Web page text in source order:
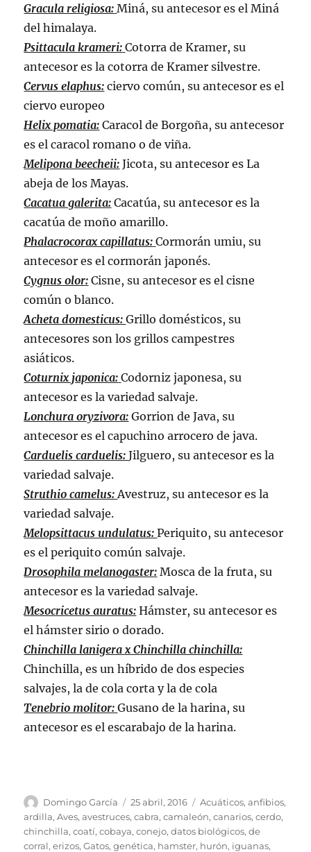
Gracula religiosa: Miná, su antecesor es el Miná
del himalaya.
Psittacula krameri: Cotorra de Kramer, su
antecesor es la cotorra de Kramer silvestre.
Cervus elaphus: ciervo común, su antecesor es el
ciervo europeo
Helix pomatia: Caracol de Borgoña, su antecesor
es el caracol romano o de viña.
Melipona beecheii: Jicota, su antecesor es La
abeja de los Mayas.
Cacatua galerita: Cacatúa, su antecesor es la
cacatúa de moño amarillo.
Phalacrocorax capillatus: Cormorán umiu, su
antecesor es el cormorán japonés.
Cygnus olor: Cisne, su antecesor es el cisne
común o blanco.
Acheta domesticus:Grillo domésticos, su
antecesores son los grillos campestres
asiáticos.
Coturnix japonica: Codorniz japonesa, su
antecesor es la variedad salvaje.
Lonchura oryzivora: Gorrion de Java, su
antecesor es el capuchino arrocero de java.
Carduelis carduelis:Jilguero, su antecesor es la
variedad salvaje.
Struthio camelus: Avestruz, su antecesor es la
variedad salvaje.
Melopsittacus undulatus:Periquito, su antecesor
es el periquito común salvaje.
Drosophila melanogaster: Mosca de la fruta, su
antecesor es la variedad salvaje.
Mesocricetus auratus: Hámster, su antecesor es
el hámster sirio o dorado.
Chinchilla lanigera x Chinchilla chinchilla:
Chinchilla, es un híbrido de dos especies
salvajes, la de cola corta y la de cola
Tenebrio molitor:Gusano de la harina, su
antecesor es el escarabajo de la harina.
Autor
Domingo García
Publicado
el
25 abril, 2016 Categorías
Acuáticos,anfibios,
ardilla,Aves,avestruces,cabra,camaleón,canarios,cerdo,
chinchilla,coatí,cobaya,conejo,datos biológicos,de
corral,erizos,Gatos,genética, hamster, hurón, iguanas,